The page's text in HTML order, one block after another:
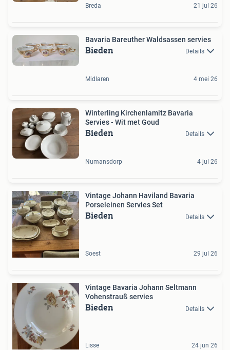
Breda 21 jul 26
Bavaria Bareuther Waldsassen servies
Bieden Details
Midlaren 4 mei 26
Winterling Kirchenlamitz Bavaria
Servies - Wit met Goud
Bieden Details
Numansdorp 4 jul 26
Vintage Johann Haviland Bavaria
Porseleinen Servies Set
Bieden Details
Soest 29 jul 26
Vintage Bavaria Johann Seltmann
Vohenstrauß servies
Bieden Details
Lisse 24 jun 26